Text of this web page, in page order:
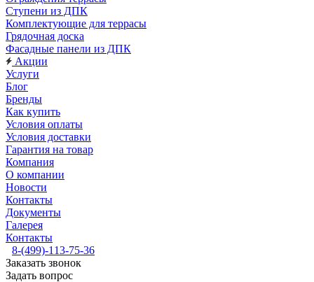
Ступени из ДПК
Комплектующие для террасы
Грядочная доска
Фасадные панели из ДПК
Акции
Услуги
Блог
Бренды
Как купить
Условия оплаты
Условия доставки
Гарантия на товар
Компания
О компании
Новости
Контакты
Документы
Галерея
Контакты
8-(499)-113-75-36
Заказать звонок
Задать вопрос